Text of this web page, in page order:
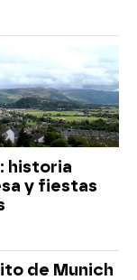
historia
y fiestas
de Munich